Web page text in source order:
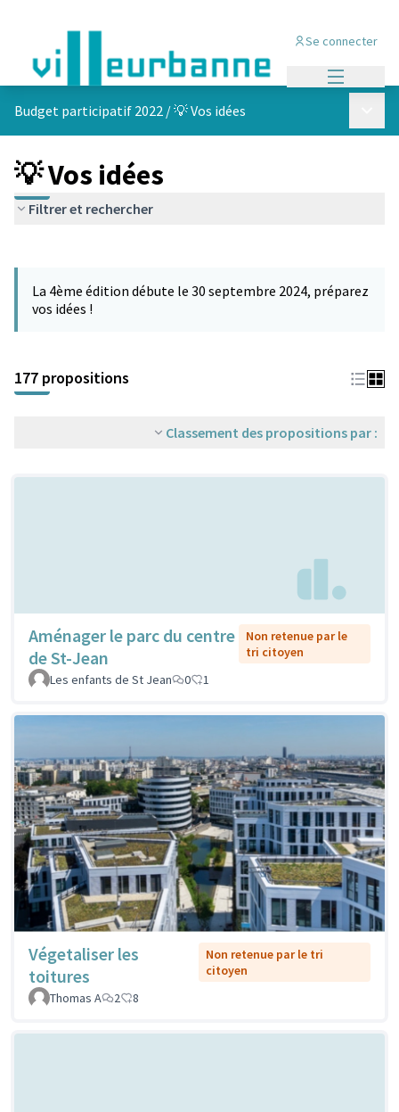
Se connecter
Budget participatif 2022 /💡 Vos idées
💡 Vos idées
Filtrer et rechercher
−
La 4ème édition débute le 30 septembre 2024, préparez
vos idées !
177 propositions
Classement des propositions par :
Aménager le parc du centre
de St-Jean
Non retenue par le
tri citoyen
Les enfants de St Jean
0 1
Végetaliser les
toitures
Non retenue par le tri
citoyen
Thomas A
2 8